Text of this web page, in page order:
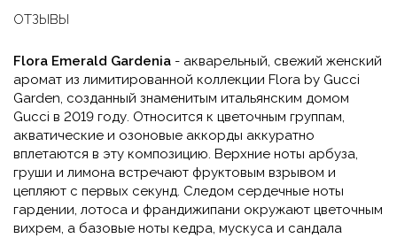
ОТЗЫВЫ
Flora Emerald Gardenia - акварельный, свежий женский
аромат из лимитированной коллекции Flora by Gucci
Garden, созданный знаменитым итальянским домом
Gucci в 2019 году. Относится к цветочным группам,
акватические и озоновые аккорды аккуратно
вплетаются в эту композицию. Верхние ноты арбуза,
груши и лимона встречают фруктовым взрывом и
цепляют с первых секунд. Следом сердечные ноты
гардении, лотоса и франдижипани окружают цветочным
вихрем, а базовые ноты кедра, мускуса и сандала